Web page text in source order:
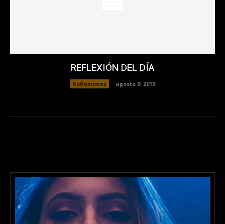
REFLEXIÓN DEL DÍA
Reflexiones agosto 9, 2019